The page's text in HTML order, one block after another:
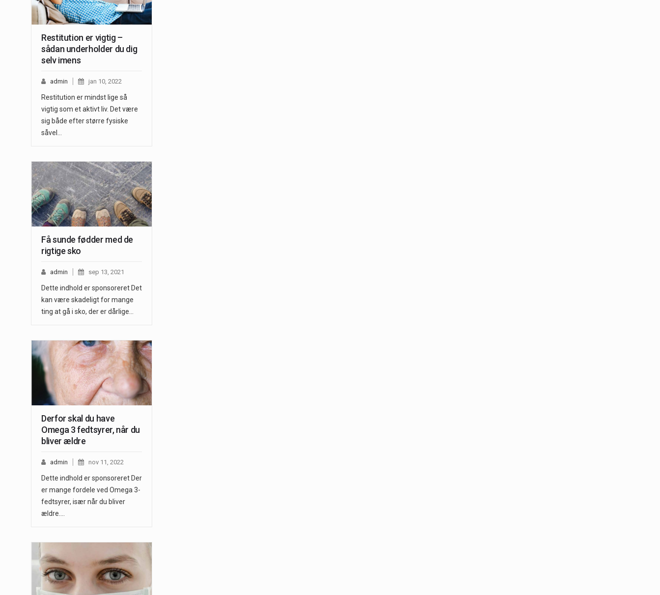
Restitution er vigtig –
sådan underholder du dig
selv imens
admin jan 10, 2022
Restitution er mindst lige så
vigtig som et aktivt liv. Det være
sig både efter større fysiske
såvel…
Få sunde fødder med de
rigtige sko
admin sep 13, 2021
Dette indhold er sponsoreret Det
kan være skadeligt for mange
ting at gå i sko, der er dårlige…
Derfor skal du have
Omega 3 fedtsyrer, når du
bliver ældre
admin nov 11, 2022
Dette indhold er sponsoreret Der
er mange fordele ved Omega 3-
fedtsyrer, især når du bliver
ældre.…